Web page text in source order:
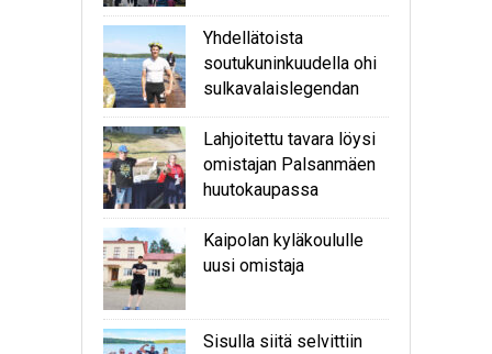
Yhdellätoista
soutukuninkuudella ohi
sulkavalaislegendan
Lahjoitettu tavara löysi
omistajan Palsanmäen
huutokaupassa
Kaipolan kyläkoululle
uusi omistaja
Sisulla siitä selvittiin